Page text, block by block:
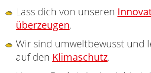
Lass dich von unseren
überzeugen.
Wir sind umweltbewusst und
auf den Klimaschutz.